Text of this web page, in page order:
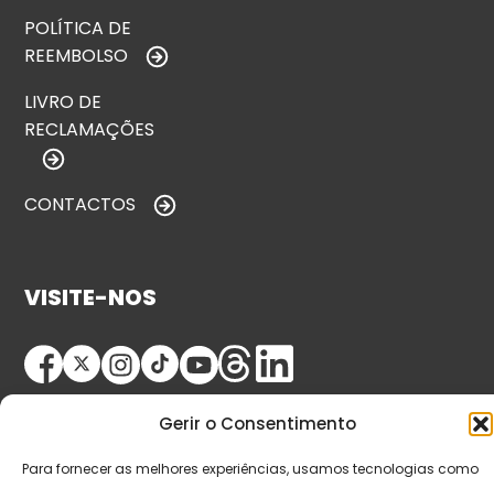
Gerir o Consentimento
Para fornecer as melhores experiências, usamos tecnologias como
POLÍTICA DE
REEMBOLSO
LIVRO DE
RECLAMAÇÕES
CONTACTOS
VISITE-NOS